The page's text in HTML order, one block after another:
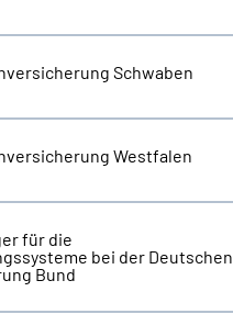
Schwaben
Westfalen
für die
bei der Deutschen
Bund